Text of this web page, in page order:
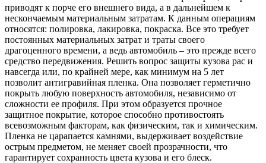
приводят к порче его внешнего вида, а в дальнейшем к
нескончаемым материальным затратам. К данным операциям
относятся: полировка, лакировка, покраска. Все это требует
постоянных материальных затрат и траты своего
драгоценного времени, а ведь автомобиль – это прежде всего
средство передвижения. Решить вопрос защиты кузова рас и
навсегда или, по крайней мере, как минимум на 5 лет
позволит антигравийная пленка. Она позволяет герметично
покрыть любую поверхность автомобиля, независимо от
сложности ее профиля. При этом образуется прочное
защитное покрытие, которое способно противостоять
всевозможным факторам, как физическим, так и химическим.
Пленка не царапается камнями, выдерживает воздействие
острым предметом, не меняет своей прозрачности, что
гарантирует сохранность цвета кузова и его блеск.